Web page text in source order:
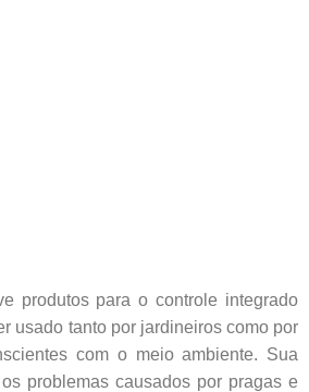
produtos para o controle integrado
usado tanto por jardineiros como por
com o meio ambiente. Sua
problemas causados por pragas e